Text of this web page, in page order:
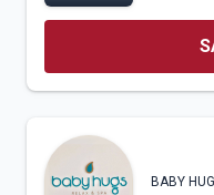
BABY